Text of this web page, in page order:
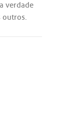
verdade
outros.